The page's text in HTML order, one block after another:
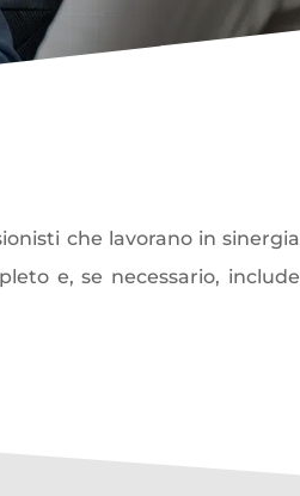
che lavorano in sinergia
e, se necessario, include